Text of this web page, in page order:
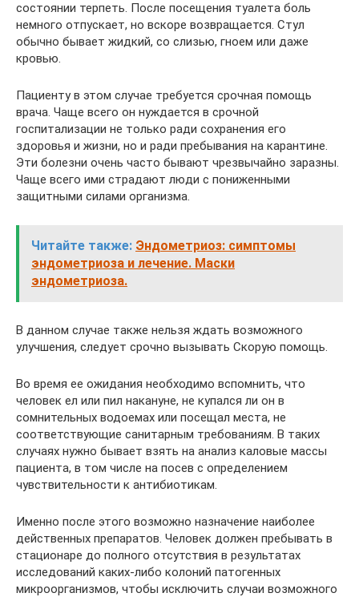
состоянии терпеть. После посещения туалета боль
немного отпускает, но вскоре возвращается. Стул
обычно бывает жидкий, со слизью, гноем или даже
кровью.
Пациенту в этом случае требуется срочная помощь
врача. Чаще всего он нуждается в срочной
госпитализации не только ради сохранения его
здоровья и жизни, но и ради пребывания на карантине.
Эти болезни очень часто бывают чрезвычайно заразны.
Чаще всего ими страдают люди с пониженными
защитными силами организма.
Читайте также: Эндометриоз: симптомы
эндометриоза и лечение. Маски
эндометриоза.
В данном случае также нельзя ждать возможного
улучшения, следует срочно вызывать Скорую помощь.
Во время ее ожидания необходимо вспомнить, что
человек ел или пил накануне, не купался ли он в
сомнительных водоемах или посещал места, не
соответствующие санитарным требованиям. В таких
случаях нужно бывает взять на анализ каловые массы
пациента, в том числе на посев с определением
чувствительности к антибиотикам.
Именно после этого возможно назначение наиболее
действенных препаратов. Человек должен пребывать в
стационаре до полного отсутствия в результатах
исследований каких-либо колоний патогенных
микроорганизмов, чтобы исключить случаи возможного